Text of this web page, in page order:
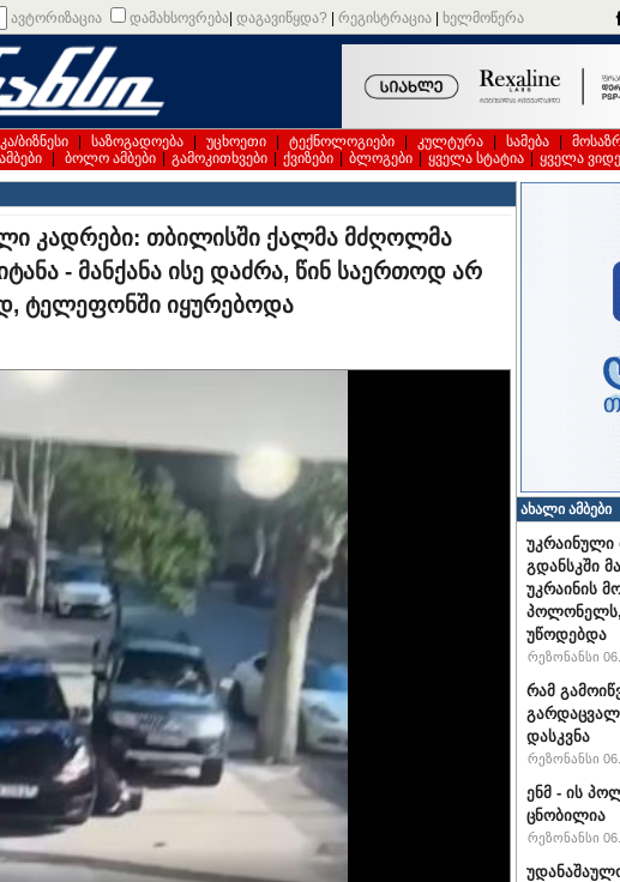
ავტორიზაცია დამახსოვრება დაგავიწყდა? რეგისტრაცია ხელმოწერა
ბიზნესი საზოგადოება უცხოეთი ტექნოლოგიები კულტურა სამება
ბოლო ამბები გამოკითხვები ქვიზები ბლოგები ყველა სტატია ყველა
კადრები: თბილისში ქალმა მძღოლმა
- მანქანა ისე დაძრა, წინ საერთოდ არ
ტელეფონში იყურებოდა
ახალი ამბები
უკრაინული
გდანსკში
უკრაინის
პოლონელს,
უწოდებდა
რეზონანსი
რამ
დასკვნა
რეზონანსი
ენმ - ის
ცნობილია
რეზონანსი